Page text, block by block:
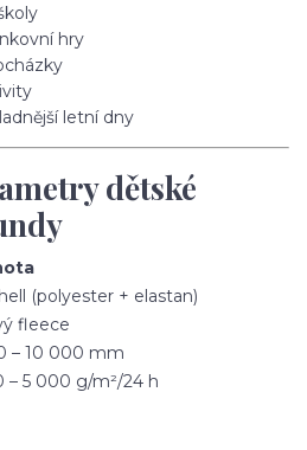
hry
letní dny
dětské
(polyester + elastan)
fleece
– 10 000 mm
– 5 000 g/m²/24 h